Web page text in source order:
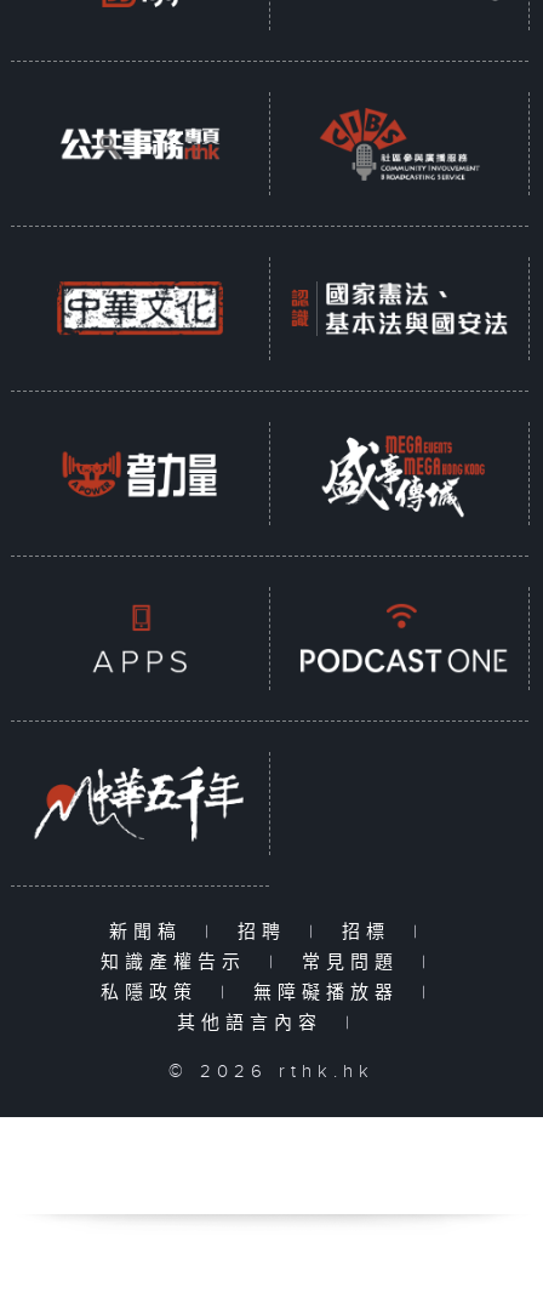
新聞稿 | 招聘 | 招標
|
知識產權告示
| 常見問題
|
私隱政策
| 無障礙播放器
|
其他語言內容
|
© 2026 rthk.hk